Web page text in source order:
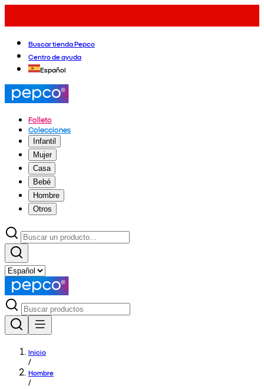
Buscar tienda Pepco
Centro de ayuda
Español
Folleto
Colecciones
Infantil
Mujer
Casa
Bebé
Hombre
Otros
Inicio
/
Hombre
/